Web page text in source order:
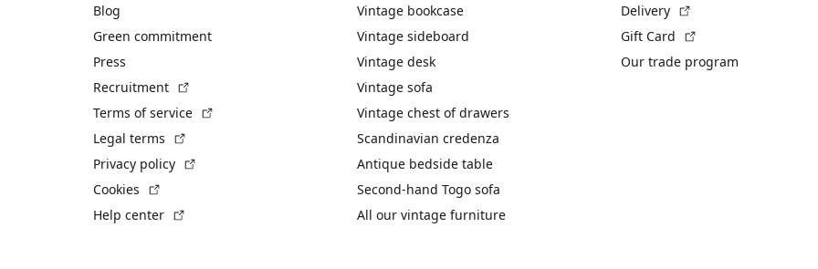
Blog
Green commitment
Press
Recruitment
Terms of service
Legal terms
Privacy policy
Cookies
Help center
Vintage bookcase
Vintage sideboard
Vintage desk
Vintage sofa
Vintage chest of drawers
Scandinavian credenza
Antique bedside table
Second-hand Togo sofa
All our vintage furniture
Delivery
Gift Card
Our trade program